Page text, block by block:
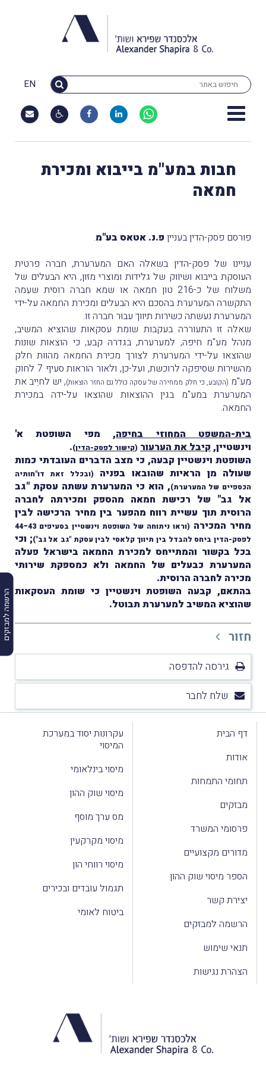
EN
הרשמה למבזקים
חבות במע"מ בייבוא ומכירת
חמאה
פורסם פסק-הדין בעניין פ.נ. אטאס בע"מ.
עניינו של פסק-הדין בשאלה האם המערערת, חברה פרטית
העוסקת בייבוא ושיווק של גלידות ומוצרי מזון, היא הבעלים של
משלוח של כ-216 טון חמאה או שמא חברה רוסית שעִמה
התקשרה המערערת בהסכם היא הבעלים ומכירת החמאה על-ידי
המערערת נעשתה כשירות תיווך עבוּר חברה זו.
שאלה זו התעוררה בעקבות שומת עסקאות שהוציא המשיב,
מנהל מע"מ חיפה, למערערת, בגדרהּ קבע, כי הוצאות שונות
שהוצאו על-ידי המערערת לצורך מכירת החמאה מהוות חלק
מהשירות שסיפקה לרוכשת, ועל-כן, ולאור הוראות סעיף 7 לחוק
מע"מ (הקובע, כי חלק ממחירה של עסקה כולל גם החזר הוצאות), יש לחיֵיב את
המערערת במע"מ בגין ההוצאות שהוצאו על-ידה במכירת
החמאה.
בית-המשפט המחוזי בחיפה, מפי השופטת א'
וינשטיין,קיבל את הערעור (קישור לפסק-הדין)
.
השופטת וינשטיין קבעה, כי מצב הדברים העובדתי כמות
שעולה מן הראיות שהובאו בפניה
(ובכלל זאת דו"חותיה
הכספיים של המערערת), הוא כי המערערת עשתה עסקת "גב
אל גב" של רכישת חמאה מהספק ומכירתה לחברה
הרוסית תוך עשיית רווח מהפער בין מחיר הרכישה לבין
מחיר המכירה
(וראו ניתוחה של השופטת וינשטיין בסעיפים 43–44
לפסק-הדין ביחס להבדל בין תיווך קלאסי לבין עסקת "גב אל גב"); וכי
בכל בקשור והמתייחס למכירת החמאה בישראל פעלה
המערערת כבעלים של החמאה ולא כמספקת שירותי
מכירה לחברה הרוסית.
בהתאם, קבעה השופטת וינשטיין כי שומת העסקאות
שהוציא המשיב למערערת תבוטל.
חזור
גירסה להדפסה
שלח לחבר
דף הבית
אודות
תחומי התמחות
מבזקים
פרסומי המשרד
מדורים מקצועיים
הספר מיסוי שוק ההון
יצירת קשר
הרשמה למבזקים
תנאי שימוש
הצהרת נגישות
עקרונות יסוד במערכת
המיסוי
מיסוי בינלאומי
מיסוי שוק ההון
מס ערך מוסף
מיסוי מקרקעין
מיסוי רווחי הון
תגמול עובדים ובכירים
ביטוח לאומי